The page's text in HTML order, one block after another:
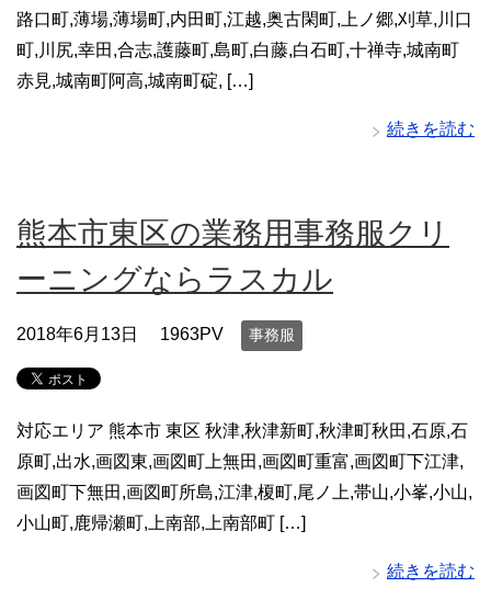
路口町,薄場,薄場町,内田町,江越,奥古閑町,上ノ郷,刈草,川口
町,川尻,幸田,合志,護藤町,島町,白藤,白石町,十禅寺,城南町
赤見,城南町阿高,城南町碇, […]
続きを読む
熊本市東区の業務用事務服クリ
ーニングならラスカル
2018年6月13日 1963PV 事務服
対応エリア 熊本市 東区 秋津,秋津新町,秋津町秋田,石原,石
原町,出水,画図東,画図町上無田,画図町重富,画図町下江津,
画図町下無田,画図町所島,江津,榎町,尾ノ上,帯山,小峯,小山,
小山町,鹿帰瀬町,上南部,上南部町 […]
続きを読む